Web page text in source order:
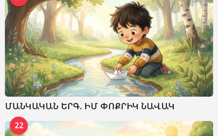
ՄԱՆԿԱԿԱՆ ԵՐԳ. ԻՄ ՓՈՔՐԻԿ ՆԱՎԱԿ
22